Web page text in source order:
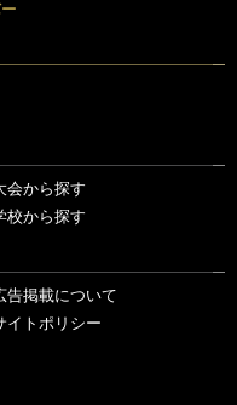
会から探す
校から探す
告掲載について
イトポリシー